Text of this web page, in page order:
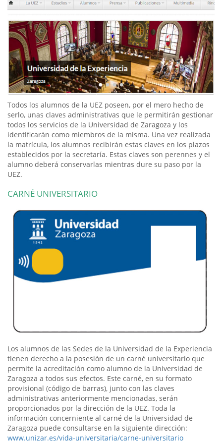
Todos los alumnos de la UEZ poseen, por el mero hecho de
serlo, unas claves administrativas que le permitirán gestionar
todos los servicios de la Universidad de Zaragoza y los
identificarán como miembros de la misma. Una vez realizada
la matrícula, los alumnos recibirán estas claves en los plazos
establecidos por la secretaría. Estas claves son perennes y el
alumno deberá conservarlas mientras dure su paso por la
UEZ.
CARNÉ UNIVERSITARIO
Los alumnos de las Sedes de la Universidad de la Experiencia
tienen derecho a la posesión de un carné universitario que
permite la acreditación como alumno de la Universidad de
Zaragoza a todos sus efectos. Este carné, en su formato
provisional (código de barras), junto con las claves
administrativas anteriormente mencionadas, serán
proporcionados por la dirección de la UEZ. Toda la
información concerniente al carné de la Universidad de
Zaragoza puede consultarse en la siguiente dirección:
www.unizar.es/vida-universitaria/carne-universitario